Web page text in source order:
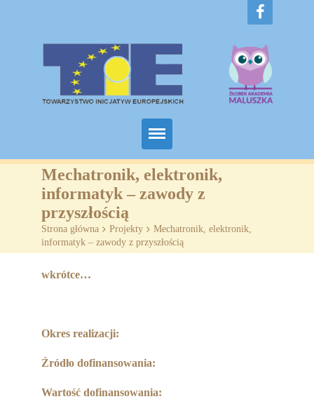
Home
O nas
Projekty
Partnerzy
Współpraca
Sponsorzy
Mechatronik, elektronik,
informatyk – zawody z
przyszłością
Strona główna > Projekty > Mechatronik, elektronik,
informatyk – zawody z przyszłością
wkrótce…
Okres realizacji:
Źródło dofinansowania:
Wartość dofinansowania: